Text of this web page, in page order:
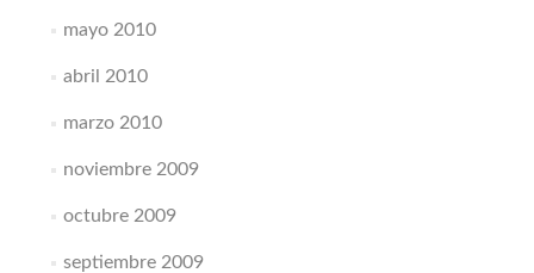
mayo 2010
abril 2010
marzo 2010
noviembre 2009
octubre 2009
septiembre 2009